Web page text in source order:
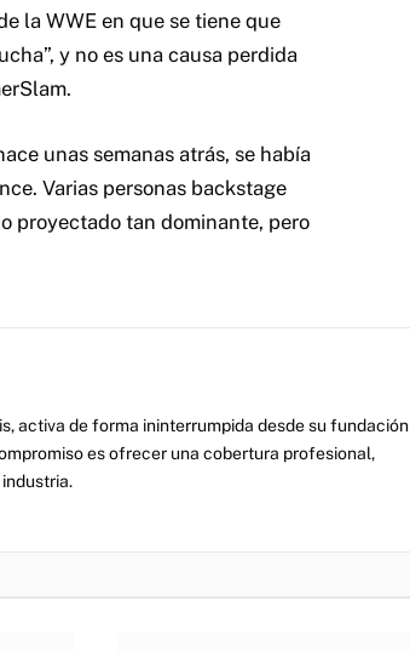
la WWEen que se tiene que
y no es una causa perdida
unas semanas atrás, se había
Varias personas backstage
proyectado tan dominante, pero
activa de forma ininterrumpida desde su fundación
es ofrecer una cobertura profesional,